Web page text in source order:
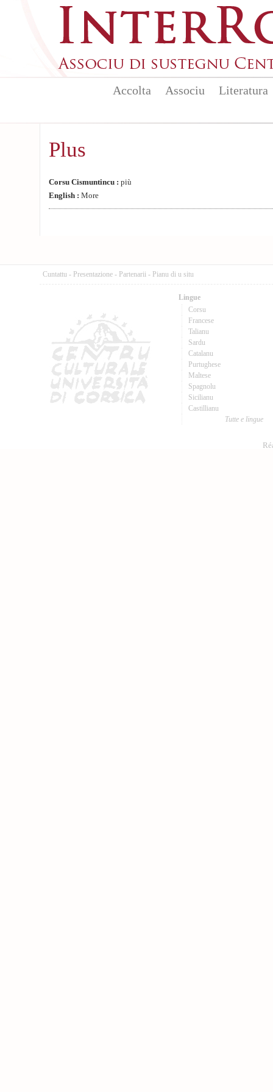
Accolta Associu Literatura
Plus
Corsu Cismuntincu : più
English : More
Cuntattu - Presentazione - Partenarii - Pianu di u situ
Lingue
Corsu
Francese
Talianu
Sardu
Catalanu
Purtughese
Maltese
Spagnolu
Sicilianu
Castillianu
Tutte e lingue